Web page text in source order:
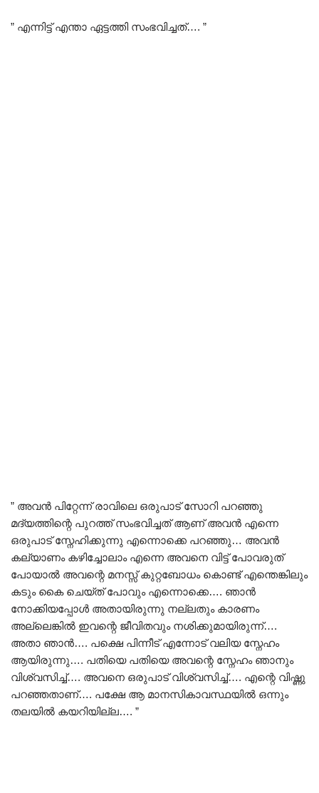
” എന്നിട്ട് എന്താ ഏട്ടത്തി സംഭവിച്ചത്…. ”
” അവൻ പിറ്റേന്ന് രാവിലെ ഒരുപാട് സോറി പറഞ്ഞു
മദ്യത്തിന്റെ പുറത്ത് സംഭവിച്ചത് ആണ് അവൻ എന്നെ
ഒരുപാട് സ്നേഹിക്കുന്നു എന്നൊക്കെ പറഞ്ഞു… അവൻ
കല്യാണം കഴിച്ചോലാം എന്നെ അവനെ വിട്ട് പോവരുത്
പോയാൽ അവന്റെ മനസ്സ് കുറ്റബോധം കൊണ്ട് എന്തെങ്കിലും
കടും കൈ ചെയ്ത് പോവും എന്നൊക്കെ…. ഞാൻ
നോക്കിയപ്പോൾ അതായിരുന്നു നല്ലതും കാരണം
അല്ലെങ്കിൽ ഇവന്റെ ജീവിതവും നശിക്കുമായിരുന്ന്….
അതാ ഞാൻ…. പക്ഷെ പിന്നീട് എന്നോട് വലിയ സ്നേഹം
ആയിരുന്നു…. പതിയെ പതിയെ അവന്റെ സ്നേഹം ഞാനും
വിശ്വസിച്ച്…. അവനെ ഒരുപാട് വിശ്വസിച്ച്…. എന്റെ വിഷ്ണു
പറഞ്ഞതാണ്…. പക്ഷേ ആ മാനസികാവസ്ഥയിൽ ഒന്നും
തലയിൽ കയറിയില്ല…. ”